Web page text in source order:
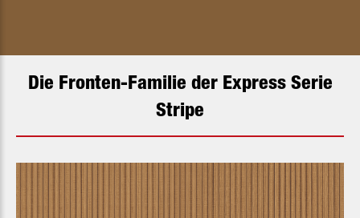
Die Fronten-Familie der Express Serie
Stripe